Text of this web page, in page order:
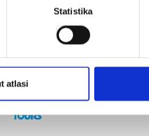
Statistika
atlasi
Our partners